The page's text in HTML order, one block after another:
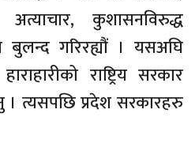
कुशासनविरुद्ध
गरिरह्यौं । यसअघि
राष्ट्रिय सरकार
त्यसपछि प्रदेश सरकारहरु